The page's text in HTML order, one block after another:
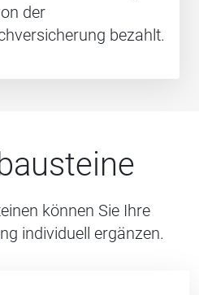
der
bezahlt.
können Sie Ihre
individuell ergänzen.